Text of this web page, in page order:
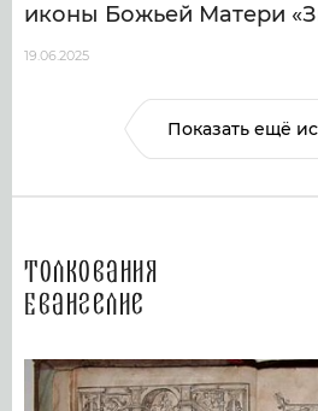
иконы Божьей Матери
19.06.2025
Показать ещё
Толкования
Евангелие